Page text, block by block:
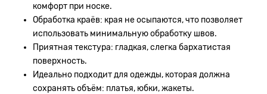
комфорт при носке.
Обработка краёв: края не осыпаются, что позволяет
использовать минимальную обработку швов.
Приятная текстура: гладкая, слегка бархатистая
поверхность.
Идеально подходит для одежды, которая должна
сохранять объём: платья, юбки, жакеты.